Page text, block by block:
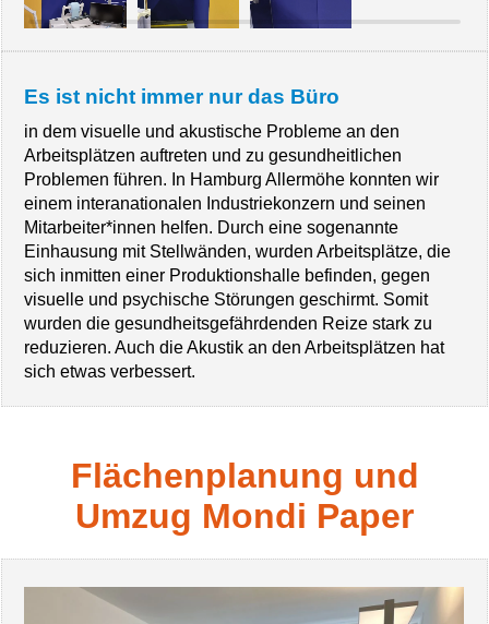
Es ist nicht immer nur das Büro
in dem visuelle und akustische Probleme an den
Arbeitsplätzen auftreten und zu gesundheitlichen
Problemen führen. In Hamburg Allermöhe konnten wir
einem interanationalen Industriekonzern und seinen
Mitarbeiter*innen helfen. Durch eine sogenannte
Einhausung mit Stellwänden, wurden Arbeitsplätze, die
sich inmitten einer Produktionshalle befinden, gegen
visuelle und psychische Störungen geschirmt. Somit
wurden die gesundheitsgefährdenden Reize stark zu
reduzieren. Auch die Akustik an den Arbeitsplätzen hat
sich etwas verbessert.
Flächenplanung und
Umzug Mondi Paper